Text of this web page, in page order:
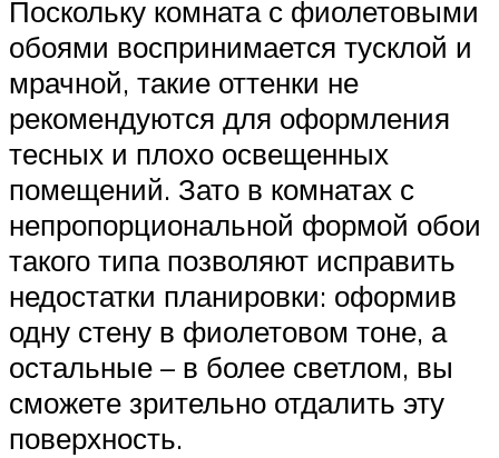
Поскольку комната с фиолетовыми
обоями воспринимается тусклой и
мрачной, такие оттенки не
рекомендуются для оформления
тесных и плохо освещенных
помещений. Зато в комнатах с
непропорциональной формой обои
такого типа позволяют исправить
недостатки планировки: оформив
одну стену в фиолетовом тоне, а
остальные – в более светлом, вы
сможете зрительно отдалить эту
поверхность.